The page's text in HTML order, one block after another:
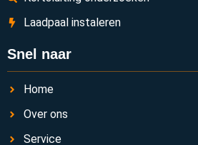
Laadpaal instaleren
Snel naar
Home
Over ons
Service